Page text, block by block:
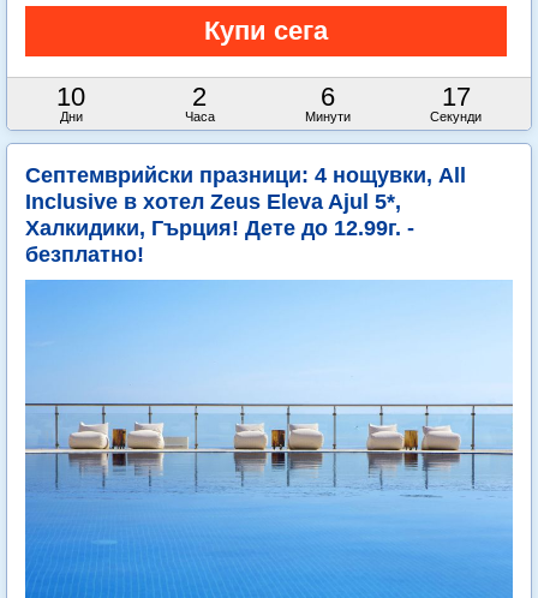
10
Дни
2
Часа
6
Минути
14
Секунди
Септемврийски празници: 4 нощувки, All
Inclusive в хотел Zeus Eleva Ajul 5*,
Халкидики, Гърция! Дете до 12.99г. -
безплатно!